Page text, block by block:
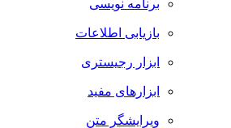
برنامه نویسی
بازیابی اطلاعات
ابزار رجیستری
ابزارهای مفید
ویرایشگر متن